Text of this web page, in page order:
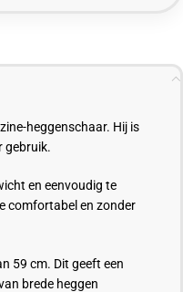
heggenschaar. Hij is
gebruik.
en eenvoudig te
comfortabel en zonder
59 cm. Dit geeft een
brede heggen